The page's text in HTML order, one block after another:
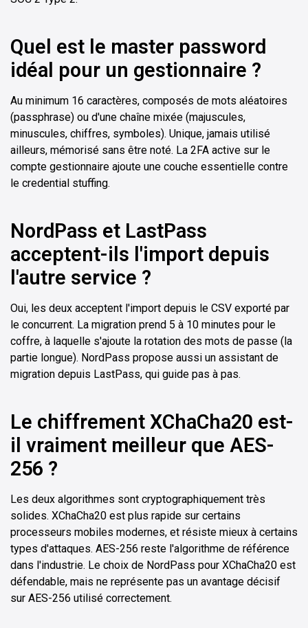
Quel est le master password
idéal pour un gestionnaire ?
Au minimum 16 caractères, composés de mots aléatoires
(passphrase) ou d'une chaîne mixée (majuscules,
minuscules, chiffres, symboles). Unique, jamais utilisé
ailleurs, mémorisé sans être noté. La 2FA active sur le
compte gestionnaire ajoute une couche essentielle contre
le credential stuffing.
NordPass et LastPass
acceptent-ils l'import depuis
l'autre service ?
Oui, les deux acceptent l'import depuis le CSV exporté par
le concurrent. La migration prend 5 à 10 minutes pour le
coffre, à laquelle s'ajoute la rotation des mots de passe (la
partie longue). NordPass propose aussi un assistant de
migration depuis LastPass, qui guide pas à pas.
Le chiffrement XChaCha20 est-
il vraiment meilleur que AES-
256 ?
Les deux algorithmes sont cryptographiquement très
solides. XChaCha20 est plus rapide sur certains
processeurs mobiles modernes, et résiste mieux à certains
types d'attaques. AES-256 reste l'algorithme de référence
dans l'industrie. Le choix de NordPass pour XChaCha20 est
défendable, mais ne représente pas un avantage décisif
sur AES-256 utilisé correctement.